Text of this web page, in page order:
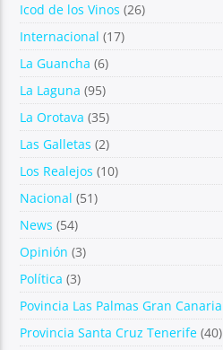
Icod de los Vinos (26)
Internacional (17)
La Guancha (6)
La Laguna (95)
La Orotava (35)
Las Galletas (2)
Los Realejos (10)
Nacional (51)
News (54)
Opinión (3)
Política (3)
Povincia Las Palmas Gran Canaria
Provincia Santa Cruz Tenerife (40)